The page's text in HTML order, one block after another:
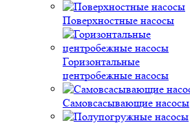
Поверхностные насосы
Горизонтальные
центробежные насосы
Самовсасывающие насосы